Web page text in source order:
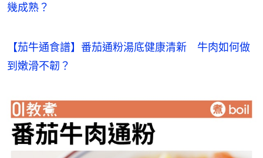
幾成熟？
【茄牛通食譜】番茄通粉湯底健康清新　牛肉如何做
到嫩滑不韌？